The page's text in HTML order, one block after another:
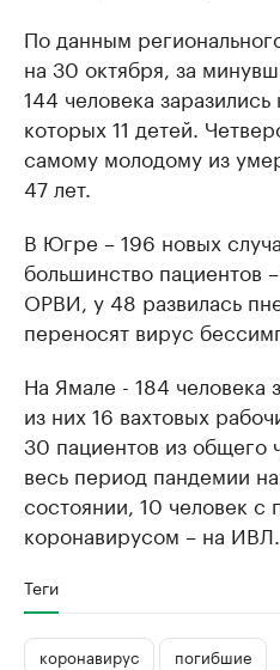
По данным
на 30 октября, за
144 человека
которых 11 детей.
самому молодому из
47 лет.
В Югре – 196 новых
большинство пациентов
ОРВИ, у 48 развилась
переносят вирус
На Ямале - 184 человека
из них 16 вахтовых
30 пациентов из общего
весь период пандемии
состоянии, 10 человек
коронавирусом – на ИВЛ.
Теги
коронавирус погибшие